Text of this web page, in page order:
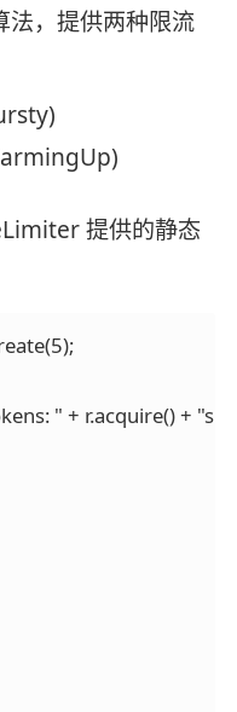
，提供两种限流
提供的静态
" + r.acquire() + "s");